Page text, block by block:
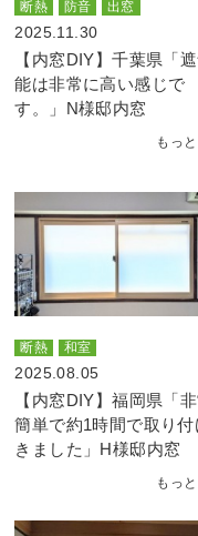
断熱 防音 出窓
2025.11.30
【内窓DIY】千葉県「
能は非常に高い感じで
す。」N様邸内窓
もっ
断熱 和室
2025.08.05
【内窓DIY】福岡県「
簡単で約1時間で取り付
きました」H様邸内窓
もっ